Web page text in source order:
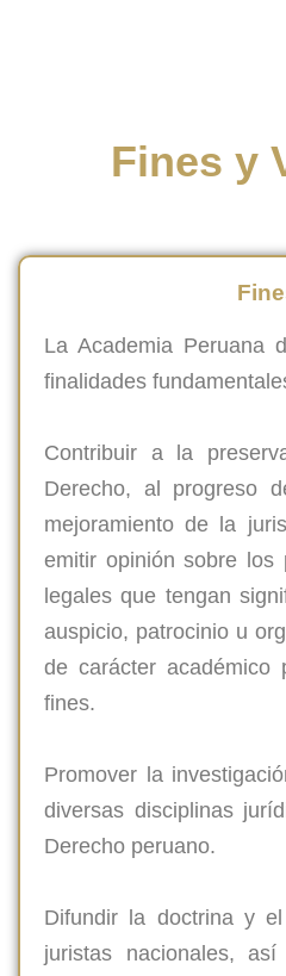
Fines y
La Academia Peruana
finalidades
Contribuir a la
Derecho, al progreso
mejoramiento de la
emitir opinión sobre los
legales que tengan
auspicio, patrocinio u
de carácter
fines.
Promover la
diversas disciplinas
Derecho peruano.
Difundir la doctrina y
juristas nacionales,